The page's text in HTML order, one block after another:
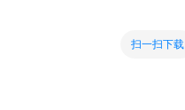
扫一扫下载